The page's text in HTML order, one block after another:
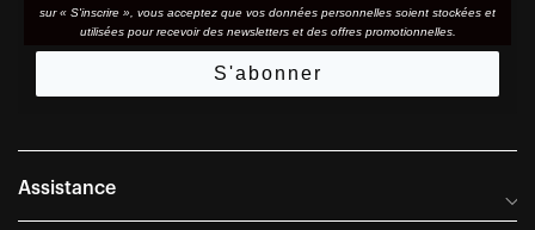
sur « S'inscrire », vous acceptez que vos données personnelles soient stockées et
utilisées pour recevoir des newsletters et des offres promotionnelles.
S'abonner
Assistance